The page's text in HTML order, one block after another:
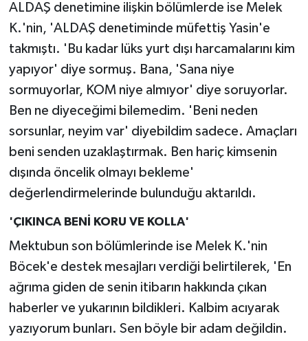
ALDAŞ denetimine ilişkin bölümlerde ise Melek
K.'nin, 'ALDAŞ denetiminde müfettiş Yasin'e
takmıştı. 'Bu kadar lüks yurt dışı harcamalarını kim
yapıyor' diye sormuş. Bana, 'Sana niye
sormuyorlar, KOM niye almıyor' diye soruyorlar.
Ben ne diyeceğimi bilemedim. 'Beni neden
sorsunlar, neyim var' diyebildim sadece. Amaçları
beni senden uzaklaştırmak. Ben hariç kimsenin
dışında öncelik olmayı bekleme'
değerlendirmelerinde bulunduğu aktarıldı.
'ÇIKINCA BENİ KORU VE KOLLA'
Mektubun son bölümlerinde ise Melek K.'nin
Böcek'e destek mesajları verdiği belirtilerek, 'En
ağrıma giden de senin itibarın hakkında çıkan
haberler ve yukarının bildikleri. Kalbim acıyarak
yazıyorum bunları. Sen böyle bir adam değildin.